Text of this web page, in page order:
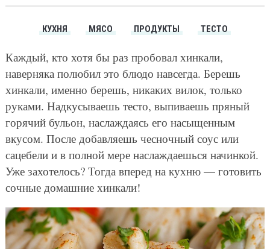
КУХНЯ МЯСО ПРОДУКТЫ ТЕСТО
Каждый, кто хотя бы раз пробовал хинкали,
наверняка полюбил это блюдо навсегда. Берешь
хинкали, именно берешь, никаких вилок, только
руками. Надкусываешь тесто, выпиваешь пряный
горячий бульон, наслаждаясь его насыщенным
вкусом. После добавляешь чесночный соус или
сацебели и в полной мере наслаждаешься начинкой.
Уже захотелось? Тогда вперед на кухню — готовить
сочные домашние хинкали!